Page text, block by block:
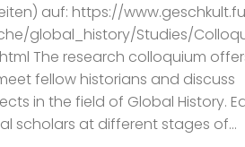
auf: https://
global_history/Studies/
The research colloquium
fellow historians and discuss
in the field of Global History.
scholars at different stages of...